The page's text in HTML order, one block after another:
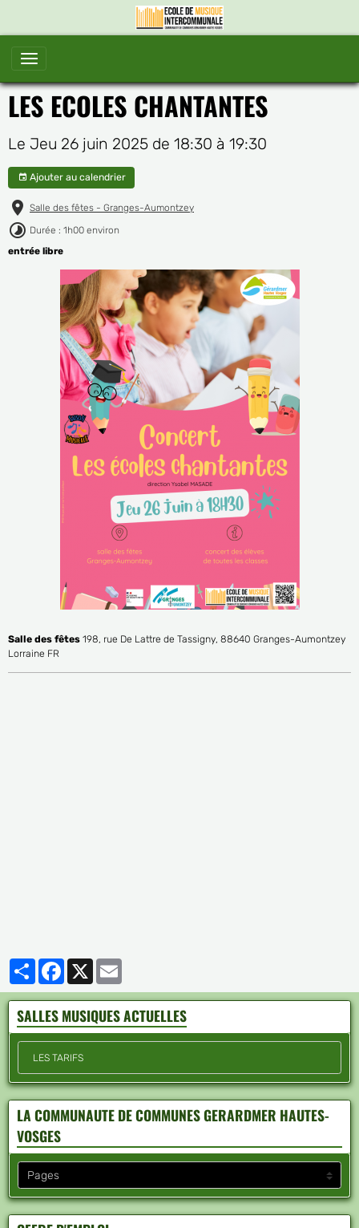
LES ECOLES CHANTANTES
Le Jeu 26 juin 2025 de 18:30 à 19:30
Ajouter au calendrier
Salle des fêtes - Granges-Aumontzey
Durée : 1h00 environ
entrée libre
Salle des fêtes 198, rue De Lattre de Tassigny, 88640 Granges-Aumontzey
Lorraine FR
PartagerFacebook
SALLES MUSIQUES ACTUELLES
LES TARIFS
LA COMMUNAUTE DE COMMUNES GERARDMER HAUTES-
VOSGES